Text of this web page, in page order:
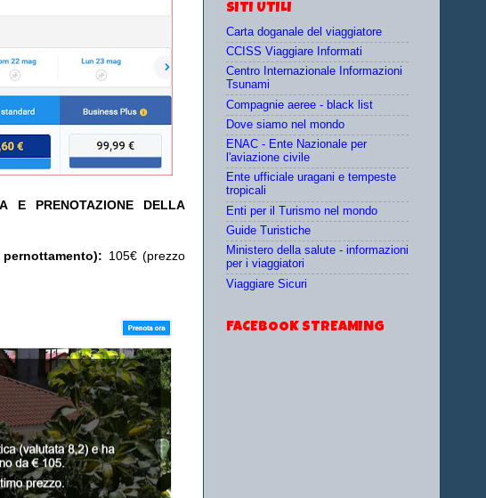
E PRENOTAZIONE DELLA
pernottamento): 105€ (prezzo
SITI UTILI
Carta doganale del viaggiatore
CCISS Viaggiare Informati
Centro Internazionale Informazioni
Tsunami
Compagnie aeree - black list
Dove siamo nel mondo
ENAC - Ente Nazionale per
l'aviazione civile
Ente ufficiale uragani e tempeste
tropicali
Enti per il Turismo nel mondo
Guide Turistiche
Ministero della salute - informazioni
per i viaggiatori
Viaggiare Sicuri
FACEBOOK STREAMING